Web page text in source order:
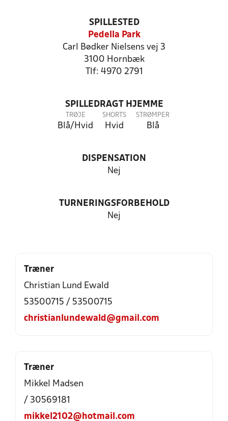
SPILLESTED
Pedella Park
Carl Bødker Nielsens vej 3
3100 Hornbæk
Tlf: 4970 2791
SPILLEDRAGT HJEMME
TRØJE
Blå/Hvid
SHORTS
Hvid
STRØMPER
Blå
DISPENSATION
Nej
TURNERINGSFORBEHOLD
Nej
Træner
Christian Lund Ewald
53500715 / 53500715
christianlundewald@gmail.com
Træner
Mikkel Madsen
/ 30569181
mikkel2102@hotmail.com